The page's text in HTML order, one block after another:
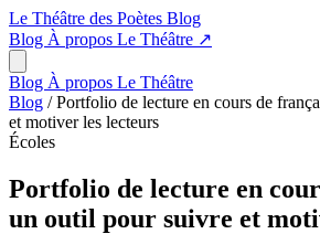
Le Théâtre des Poètes Blog
Blog À propos Le Théâtre ↗
Blog À propos Le Théâtre
Blog / Portfolio de lecture en cours de
et motiver les lecteurs
Écoles
Portfolio de lecture en
un outil pour suivre et